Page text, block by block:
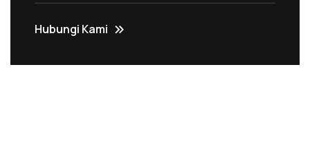
Hubungi Kami